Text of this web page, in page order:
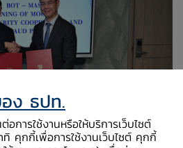
ง ธปท.
การใช้งานหรือให้บริการเว็บไซต์
คุกกี้เพื่อการใช้งานเว็บไซต์ คุกกี้